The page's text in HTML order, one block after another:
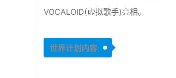
VOCALOID(虚拟歌手)亮相。
世界计划内容